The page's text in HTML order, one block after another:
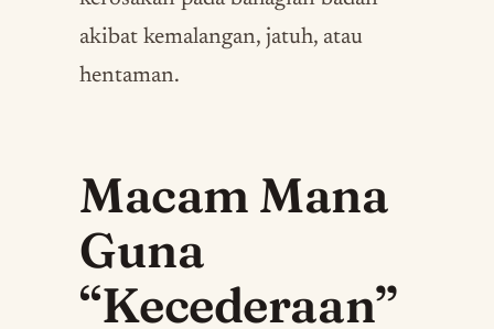
akibat kemalangan, jatuh, atau
hentaman.
Macam Mana
Guna
“Kecederaan”